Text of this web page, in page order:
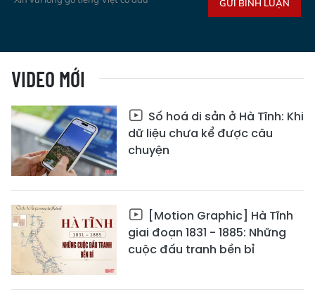
GỬI BÌNH LUẬN
VIDEO MỚI
Số hoá di sản ở Hà Tĩnh: Khi
dữ liệu chưa kể được câu
chuyện
[Motion Graphic] Hà Tĩnh
giai đoạn 1831 - 1885: Những
cuộc đấu tranh bền bỉ